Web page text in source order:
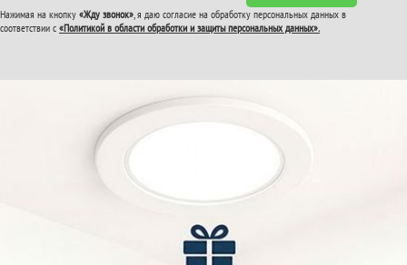
ВТОРОЙ И ТРЕТИЙ
ПОТОЛОК
В ПОДАРОК!
Нажимая на кнопку «Жду звонок», я даю согласие на обработку персональных данных в
соответствии с «Политикой в области обработки и защиты персональных данных».